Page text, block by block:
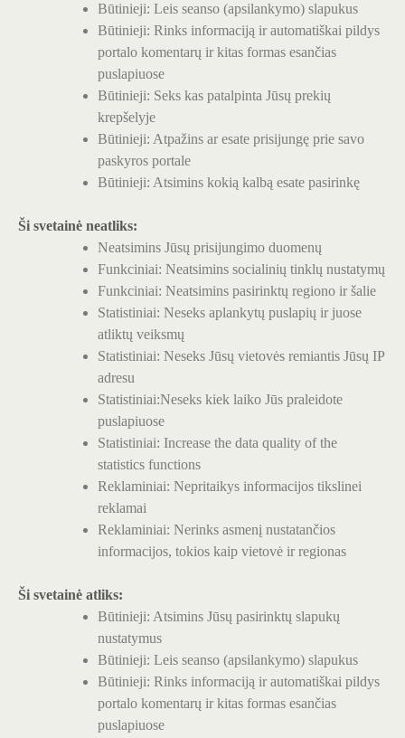
Būtinieji: Leis seanso (apsilankymo) slapukus
Būtinieji: Rinks informaciją ir automatiškai pildys
portalo komentarų ir kitas formas esančias
puslapiuose
Būtinieji: Seks kas patalpinta Jūsų prekių
krepšelyje
Būtinieji: Atpažins ar esate prisijungę prie savo
paskyros portale
Būtinieji: Atsimins kokią kalbą esate pasirinkę
Ši svetainė neatliks:
Neatsimins Jūsų prisijungimo duomenų
Funkciniai: Neatsimins socialinių tinklų nustatymų
Funkciniai: Neatsimins pasirinktų regiono ir šalie
Statistiniai: Neseks aplankytų puslapių ir juose
atliktų veiksmų
Statistiniai: Neseks Jūsų vietovės remiantis Jūsų IP
adresu
Statistiniai:Neseks kiek laiko Jūs praleidote
puslapiuose
Statistiniai: Increase the data quality of the
statistics functions
Reklaminiai: Nepritaikys informacijos tikslinei
reklamai
Reklaminiai: Nerinks asmenį nustatančios
informacijos, tokios kaip vietovė ir regionas
Ši svetainė atliks:
Būtinieji: Atsimins Jūsų pasirinktų slapukų
nustatymus
Būtinieji: Leis seanso (apsilankymo) slapukus
Būtinieji: Rinks informaciją ir automatiškai pildys
portalo komentarų ir kitas formas esančias
puslapiuose